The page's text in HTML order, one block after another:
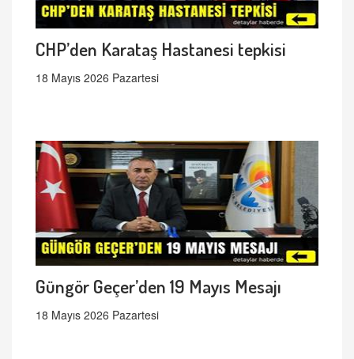
CHP’den Karataş Hastanesi tepkisi
18 Mayıs 2026 Pazartesi
Güngör Geçer’den 19 Mayıs Mesajı
18 Mayıs 2026 Pazartesi